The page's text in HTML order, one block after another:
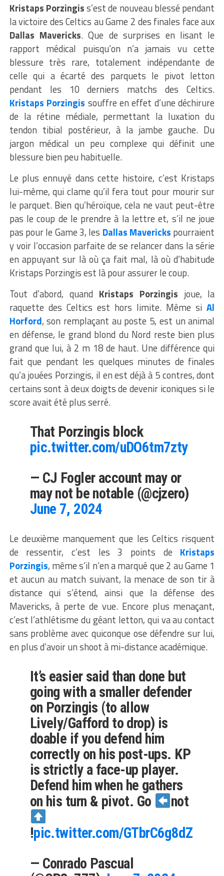
Kristaps Porzingiss’est de nouveau blessé pendant
la victoire des Celtics au Game 2 des finales face aux
Dallas Mavericks. Que de surprises en lisant le
rapport médical puisqu’on n’a jamais vu cette
blessure très rare, totalement indépendante de
celle qui a écarté des parquets le pivot letton
pendant les 10 derniers matchs des Celtics.
Kristaps Porzingis souffre en effet d’une déchirure
de la rétine médiale, permettant la luxation du
tendon tibial postérieur, à la jambe gauche. Du
jargon médical un peu complexe qui définit une
blessure bien peu habituelle.
Le plus ennuyé dans cette histoire, c’est Kristaps
lui-même, qui clame qu’il fera tout pour mourir sur
le parquet. Bien qu’héroïque, cela ne vaut peut-être
pas le coup de le prendre à la lettre et, s’il ne joue
pas pour le Game 3, les Dallas Mavericks pourraient
y voir l’occasion parfaite de se relancer dans la série
en appuyant sur là où ça fait mal, là où d’habitude
Kristaps Porzingis est là pour assurer le coup.
Tout d’abord, quand Kristaps Porzingis joue, la
raquette des Celtics est hors limite. Même siAl
Horford, son remplaçant au poste 5, est un animal
en défense, le grand blond du Nord reste bien plus
grand que lui, à 2 m 18 de haut. Une différence qui
fait que pendant les quelques minutes de finales
qu’a jouées Porzingis, il en est déjà à 5 contres, dont
certains sont à deux doigts de devenir iconiques si le
score avait été plus serré.
That Porzingis block
pic.twitter.com/uDO6tm7zty
— CJ Fogler account may or
may not be notable (@cjzero)
June 7, 2024
Le deuxième manquement que les Celtics risquent
de ressentir, c’est les 3 points de Kristaps
Porzingis, même s’il n’en a marqué que 2 au Game 1
et aucun au match suivant, la menace de son tir à
distance qui s’étend, ainsi que la défense des
Mavericks, à perte de vue. Encore plus menaçant,
c’est l’athlétisme du géant letton, qui va au contact
sans problème avec quiconque ose défendre sur lui,
en plus d’avoir un shoot à mi-distance académique.
It’s easier said than done but
going with a smaller defender
on Porzingis (to allow
Lively/Gafford to drop) is
doable if you defend him
correctly on his post-ups. KP
is strictly a face-up player.
Defend him when he gathers
on his turn & pivot. Go
not
!pic.twitter.com/GTbrC6g8dZ
— Conrado Pascual